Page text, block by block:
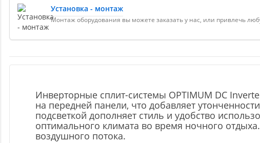
Установка - монтаж
Монтаж оборудования вы можете заказать у нас, или привлечь
Инверторные сплит-системы OPTIMUM DC
на передней панели, что добавляет
подсветкой дополняет стиль и удобство
оптимального климата во время ночного
воздушного потока.